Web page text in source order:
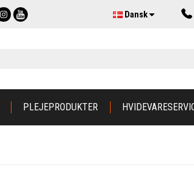
Dansk
PLEJEPRODUKTER